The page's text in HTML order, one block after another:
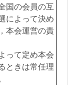
国の会員の互
によって決め
本会運営の責
って定め本会
ときは常任理